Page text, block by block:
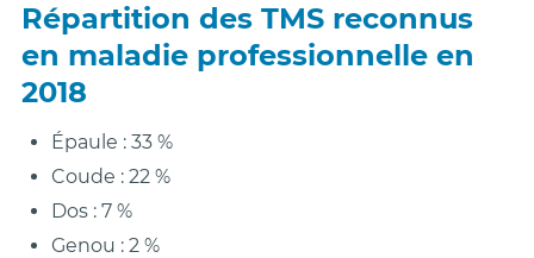
Répartition des TMS reconnus
en maladie professionnelle en
2018
Épaule : 33 %
Coude : 22 %
Dos : 7 %
Genou : 2 %